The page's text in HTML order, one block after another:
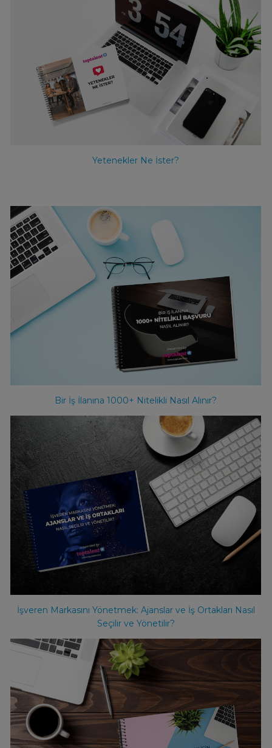
Yetenekler Ne İster?
Bir İş İlanına 1000+ Nitelikli Nasıl Alınır?
İşveren Markasını Yönetmek: Ajanslar ve İş Ortakları Nasıl
Seçilir ve Yönetilir?